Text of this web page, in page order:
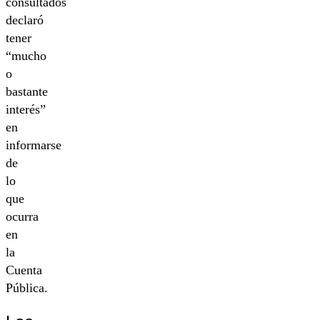
declaró
tener
“mucho
o
bastante
interés”
en
informarse
de
lo
que
ocurra
en
la
Cuenta
Pública.